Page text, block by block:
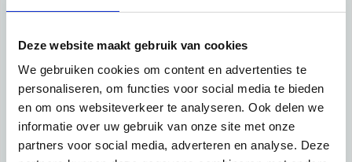
Deze website maakt gebruik van cookies
We gebruiken cookies om content en advertenties te
personaliseren, om functies voor social media te bieden
en om ons websiteverkeer te analyseren. Ook delen we
informatie over uw gebruik van onze site met onze
partners voor social media, adverteren en analyse. Deze
Tip 1:
Schrijf een duidelijke introductie en geef de volgende
informatie mee:
Ben je student, werkachtig of werkzoekend